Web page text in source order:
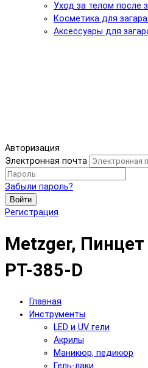
Уход за телом после
Косметика для
Аксессуары для
Авторизация
Электронная почта
Забыли пароль?
Войти
Регистрация
Metzger,
PT-385-D
Главная
Инструменты
LED и UV гели
Акрилы
Маникюр, педикюр
Гель-лаки